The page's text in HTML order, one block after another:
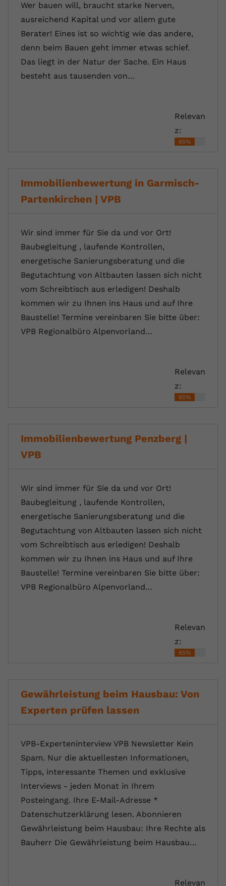
Wer bauen will, braucht starke Nerven,
ausreichend Kapital und vor allem gute
Berater! Eines ist so wichtig wie das andere,
denn beim Bauen geht immer etwas schief.
Das liegt in der Natur der Sache. Ein Haus
besteht aus tausenden von…
Relevan
z:
65%
Immobilienbewertung in Garmisch-
Partenkirchen | VPB
Wir sind immer für Sie da und vor Ort!
Baubegleitung , laufende Kontrollen,
energetische Sanierungsberatung und die
Begutachtung von Altbauten lassen sich nicht
vom Schreibtisch aus erledigen! Deshalb
kommen wir zu Ihnen ins Haus und auf Ihre
Baustelle! Termine vereinbaren Sie bitte über:
VPB Regionalbüro Alpenvorland…
Relevan
z:
65%
Immobilienbewertung Penzberg |
VPB
Wir sind immer für Sie da und vor Ort!
Baubegleitung , laufende Kontrollen,
energetische Sanierungsberatung und die
Begutachtung von Altbauten lassen sich nicht
vom Schreibtisch aus erledigen! Deshalb
kommen wir zu Ihnen ins Haus und auf Ihre
Baustelle! Termine vereinbaren Sie bitte über:
VPB Regionalbüro Alpenvorland…
Relevan
z:
65%
Gewährleistung beim Hausbau: Von
Experten prüfen lassen
VPB-Experteninterview VPB Newsletter Kein
Spam. Nur die aktuellesten Informationen,
Tipps, interessante Themen und exklusive
Interviews - jeden Monat in Ihrem
Posteingang. Ihre E-Mail-Adresse *
Datenschutzerklärung lesen. Abonnieren
Gewährleistung beim Hausbau: Ihre Rechte als
Bauherr Die Gewährleistung beim Hausbau…
Relevan